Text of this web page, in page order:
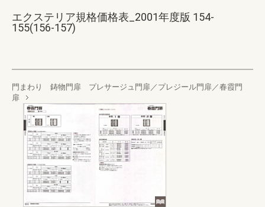
エクステリア規格価格表_2001年度版 154-
155(156-157)
門まわり 鋳物門扉 プレサージュ門扉／プレジール門扉／春霞門
扉